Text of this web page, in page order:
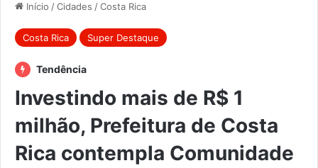
Início /Cidades /Costa Rica
Costa Rica Super Destaque
Tendência
Investindo mais de R$ 1
milhão, Prefeitura de Costa
Rica contempla Comunidade